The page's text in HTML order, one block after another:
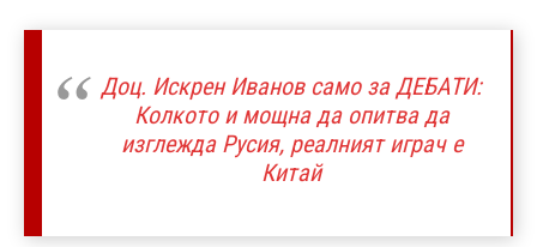
Доц. Искрен Иванов само за ДЕБАТИ:
Колкото и мощна да опитва да
изглежда Русия, реалният играч е
Китай